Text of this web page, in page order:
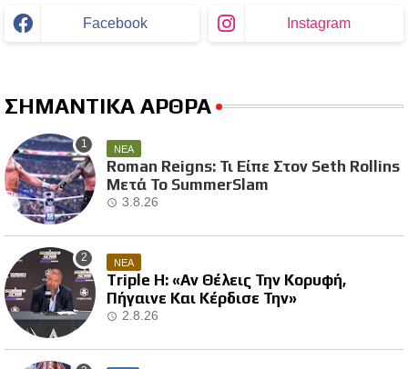
Facebook Instagram
ΣΗΜΑΝΤΙΚΑ ΑΡΘΡΑ
ΝΕΑ
Roman Reigns: Τι Είπε Στον Seth Rollins
Μετά Το SummerSlam
3.8.26
ΝΕΑ
Triple H: «Αν Θέλεις Την Κορυφή,
Πήγαινε Και Κέρδισε Την»
2.8.26